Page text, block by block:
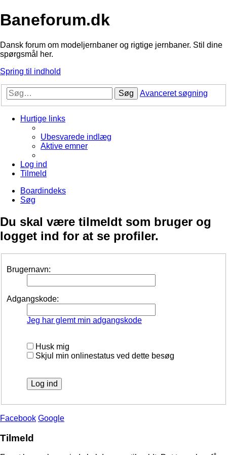
Baneforum.dk
Dansk forum om modeljernbaner og rigtige jernbaner. Stil dine
spørgsmål her.
Spring til indhold
Søg Avanceret søgning
Hurtige links
Ubesvarede indlæg
Aktive emner
Log ind
Tilmeld
Boardindeks
Søg
Du skal være tilmeldt som bruger og
logget ind for at se profiler.
Brugernavn:
Adgangskode:
Jeg har glemt min adgangskode
Husk mig
Skjul min onlinestatus ved dette besøg
Facebook Google
Tilmeld